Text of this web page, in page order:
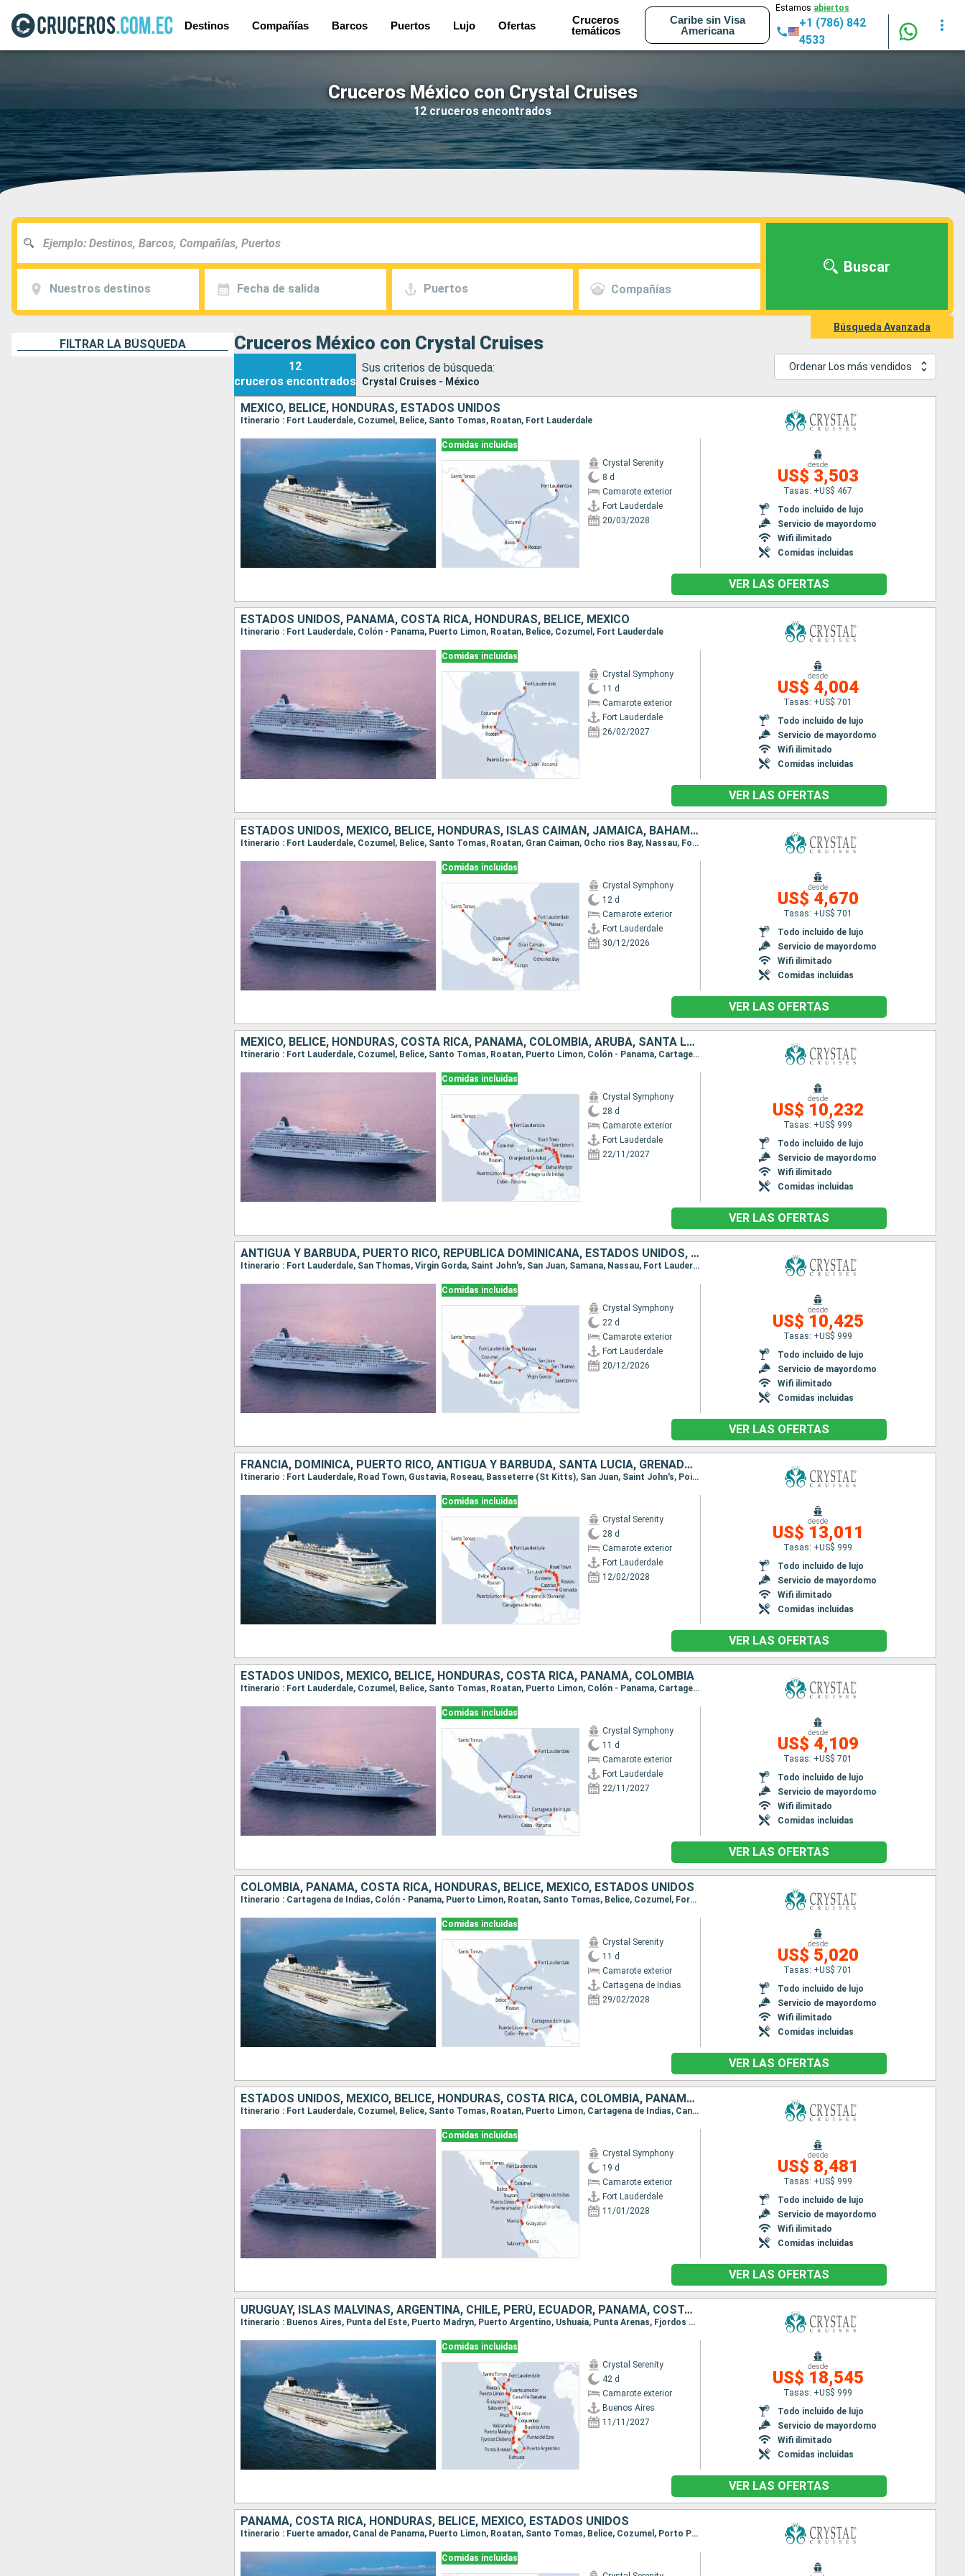
Destinos Compañías Barcos Puertos Lujo Ofertas
Cruceros
temáticos
Caribe sin Visa
Americana
Estamos abiertos
+1 (786) 842
4533
Cruceros México con Crystal Cruises
12 cruceros encontrados
Nuestros destinos Fecha de salida Puertos Compañías
Buscar
Búsqueda Avanzada
FILTRAR LA BÚSQUEDA Cruceros México con Crystal Cruises
12
cruceros encontrados
Sus criterios de búsqueda:
Crystal Cruises - México
Ordenar Los más vendidos
MÉXICO, BELICE, HONDURAS, ESTADOS UNIDOS
Itinerario : Fort Lauderdale, Cozumel, Belice, Santo Tomas, Roatan, Fort Lauderdale
Comidas incluidas
Crystal Serenity
8 d
Camarote exterior
Fort Lauderdale
20/03/2028
desde
US$ 3,503
Tasas: +US$ 467
Todo incluido de lujo
Servicio de mayordomo
Wifi ilimitado
Comidas incluidas
VER LAS OFERTAS
ESTADOS UNIDOS, PANAMÁ, COSTA RICA, HONDURAS, BELICE, MÉXICO
Itinerario : Fort Lauderdale, Colón - Panama, Puerto Limon, Roatan, Belice, Cozumel, Fort Lauderdale
Comidas incluidas
Crystal Symphony
11 d
Camarote exterior
Fort Lauderdale
26/02/2027
desde
US$ 4,004
Tasas: +US$ 701
Todo incluido de lujo
Servicio de mayordomo
Wifi ilimitado
Comidas incluidas
VER LAS OFERTAS
ESTADOS UNIDOS, MÉXICO, BELICE, HONDURAS, ISLAS CAIMÁN, JAMAICA, BAHAMAS
Itinerario : Fort Lauderdale, Cozumel, Belice, Santo Tomas, Roatan, Gran Caiman, Ocho rios Bay, Nassau, Fort Lauderdale
Comidas incluidas
Crystal Symphony
12 d
Camarote exterior
Fort Lauderdale
30/12/2026
desde
US$ 4,670
Tasas: +US$ 701
Todo incluido de lujo
Servicio de mayordomo
Wifi ilimitado
Comidas incluidas
VER LAS OFERTAS
MÉXICO, BELICE, HONDURAS, COSTA RICA, PANAMÁ, COLOMBIA, ARUBA, SANTA LUCIA, PUERTO RICO, DOMINICA, ANTIGUA Y BARBUDA, FRANCIA, ESTADOS UNIDOS
Itinerario : Fort Lauderdale, Cozumel, Belice, Santo Tomas, Roatan, Puerto Limon, Colón - Panama, Cartagena de Indias, Oranjestad (Aruba), Willemstad(Curaçao), Kralendjik (Bonaire), Pointe a pitre (Guadalupe), Bahia Marigot, San Juan, Basseterre (St Kitts), Fort-de-France, Roseau, Saint John's, Gustavia, Road Town, Fort Lauderdale
Comidas incluidas
Crystal Symphony
28 d
Camarote exterior
Fort Lauderdale
22/11/2027
desde
US$ 10,232
Tasas: +US$ 999
Todo incluido de lujo
Servicio de mayordomo
Wifi ilimitado
Comidas incluidas
VER LAS OFERTAS
ANTIGUA Y BARBUDA, PUERTO RICO, REPÚBLICA DOMINICANA, ESTADOS UNIDOS, MÉXICO, BELICE, HONDURAS, ISLAS CAIMÁN, JAMAICA, BAHAMAS
Itinerario : Fort Lauderdale, San Thomas, Virgin Gorda, Saint John's, San Juan, Samana, Nassau, Fort Lauderdale, Cozumel, Belice, Santo Tomas, Roatan, Gran Caiman, Ocho rios Bay, Nassau, Fort Lauderdale
Comidas incluidas
Crystal Symphony
22 d
Camarote exterior
Fort Lauderdale
20/12/2026
desde
US$ 10,425
Tasas: +US$ 999
Todo incluido de lujo
Servicio de mayordomo
Wifi ilimitado
Comidas incluidas
VER LAS OFERTAS
FRANCIA, DOMINICA, PUERTO RICO, ANTIGUA Y BARBUDA, SANTA LUCIA, GRENADA, ARUBA, COLOMBIA, PANAMÁ, COSTA RICA, HONDURAS, BELICE, MÉXICO, ESTADOS UNIDOS
Itinerario : Fort Lauderdale, Road Town, Gustavia, Roseau, Basseterre (St Kitts), San Juan, Saint John's, Pointe a pitre (Guadalupe), Castries, Grenada, Kralendjik (Bonaire), Willemstad(Curaçao), Oranjestad (Aruba), Cartagena de Indias, Colón - Panama, Puerto Limon, Roatan, Santo Tomas, Belice, Cozumel, Fort Lauderdale
Comidas incluidas
Crystal Serenity
28 d
Camarote exterior
Fort Lauderdale
12/02/2028
desde
US$ 13,011
Tasas: +US$ 999
Todo incluido de lujo
Servicio de mayordomo
Wifi ilimitado
Comidas incluidas
VER LAS OFERTAS
ESTADOS UNIDOS, MÉXICO, BELICE, HONDURAS, COSTA RICA, PANAMÁ, COLOMBIA
Itinerario : Fort Lauderdale, Cozumel, Belice, Santo Tomas, Roatan, Puerto Limon, Colón - Panama, Cartagena de Indias
Comidas incluidas
Crystal Symphony
11 d
Camarote exterior
Fort Lauderdale
22/11/2027
desde
US$ 4,109
Tasas: +US$ 701
Todo incluido de lujo
Servicio de mayordomo
Wifi ilimitado
Comidas incluidas
VER LAS OFERTAS
COLOMBIA, PANAMÁ, COSTA RICA, HONDURAS, BELICE, MÉXICO, ESTADOS UNIDOS
Itinerario : Cartagena de Indias, Colón - Panama, Puerto Limon, Roatan, Santo Tomas, Belice, Cozumel, Fort Lauderdale
Comidas incluidas
Crystal Serenity
11 d
Camarote exterior
Cartagena de Indias
29/02/2028
desde
US$ 5,020
Tasas: +US$ 701
Todo incluido de lujo
Servicio de mayordomo
Wifi ilimitado
Comidas incluidas
VER LAS OFERTAS
ESTADOS UNIDOS, MÉXICO, BELICE, HONDURAS, COSTA RICA, COLOMBIA, PANAMÁ, ECUADOR, PERÚ
Itinerario : Fort Lauderdale, Cozumel, Belice, Santo Tomas, Roatan, Puerto Limon, Cartagena de Indias, Canal de Panama, Fuerte amador, Manta, Guayaquil, Salaverry, Lima
Comidas incluidas
Crystal Symphony
19 d
Camarote exterior
Fort Lauderdale
11/01/2028
desde
US$ 8,481
Tasas: +US$ 999
Todo incluido de lujo
Servicio de mayordomo
Wifi ilimitado
Comidas incluidas
VER LAS OFERTAS
URUGUAY, ISLAS MALVINAS, ARGENTINA, CHILE, PERÚ, ECUADOR, PANAMÁ, COSTA RICA, HONDURAS, BELICE, MÉXICO, ESTADOS UNIDOS
Itinerario : Buenos Aires, Punta del Este, Puerto Madryn, Puerto Argentino, Ushuaia, Punta Arenas, Fjordos Chiliens, Laguna San Rafael, Puerto Chacabuco, Castro - Isla de Chili, Puerto Montt, Valparaíso, Coquimbo, Iquique, Pisco, Lima, Salaverry, Guayaquil, Fuerte amador, Canal de Panama, Puerto Limon, Roatan, Santo Tomas, Belice, Cozumel, Porto Progreso, Fort Lauderdale
Comidas incluidas
Crystal Serenity
42 d
Camarote exterior
Buenos Aires
11/11/2027
desde
US$ 18,545
Tasas: +US$ 999
Todo incluido de lujo
Servicio de mayordomo
Wifi ilimitado
Comidas incluidas
VER LAS OFERTAS
PANAMÁ, COSTA RICA, HONDURAS, BELICE, MÉXICO, ESTADOS UNIDOS
Itinerario : Fuerte amador, Canal de Panama, Puerto Limon, Roatan, Santo Tomas, Belice, Cozumel, Porto Progreso, Fort Lauderdale
Comidas incluidas